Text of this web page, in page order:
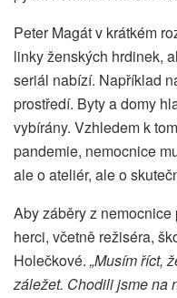
Peter Magát v krátkém
linky ženských hrdinek,
seriál nabízí. Například
prostředí. Byty a domy
vybírány. Vzhledem k
pandemie, nemocnice
ale o ateliér, ale o
Aby záběry z
herci, včetně režiséra,
Holečkové. „Musím říct,
záležet. Chodili jsme na